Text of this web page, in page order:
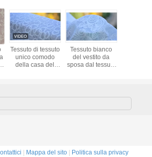
Tessuto di tessuto
unico comodo
della casa del
cotone
Tessuto bianco
del vestito da
sposa dal tessuto
Mappa del sito Politica sulla privacy